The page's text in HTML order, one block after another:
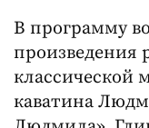
В программу
произведения
классической
каватина